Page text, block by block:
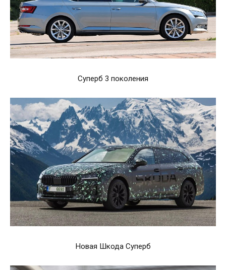
Суперб 3 поколения
Новая Шкода Суперб